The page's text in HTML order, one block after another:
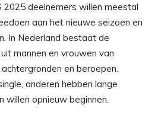
2025 deelnemers willen meestal
aan het nieuwe seizoen en
In Nederland bestaat de
mannen en vrouwen van
en beroepen.
anderen hebben lange
willen opnieuw beginnen.